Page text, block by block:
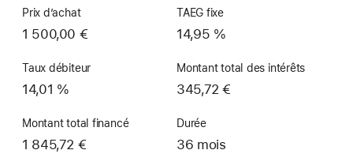
Prix d’achat
1 500,00 €
TAEG fixe
14,95 %
Taux débiteur
14,01 %
Montant total des intérêts
345,72 €
Montant total financé
1 845,72 €
Durée
36 mois